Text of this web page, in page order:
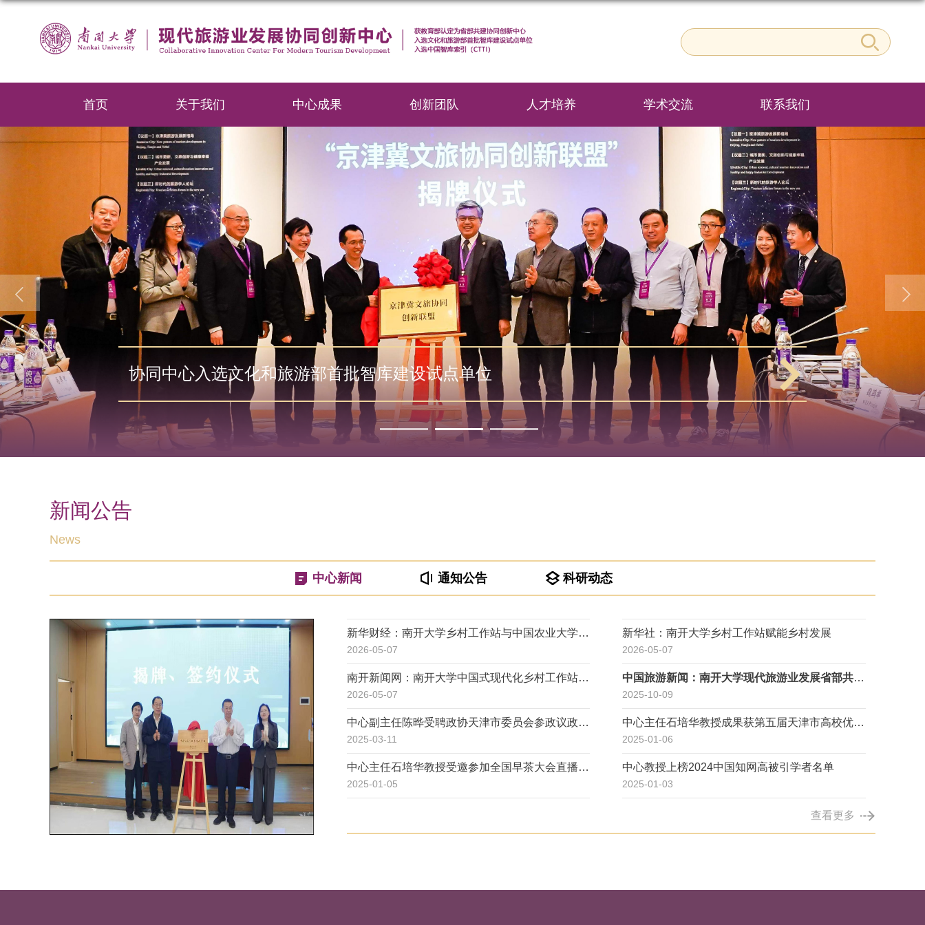
首页 关于我们 中心成果 创新团队 人才培养 学术交流 联系我们
协同中心入选文化和旅游部首批智库建设试点单位
新闻公告
News
中心新闻 通知公告 科研动态
查看更多
新华财经：南开大学乡村工作站与中国农业大学科
技小院在河北曲周合作探索打造高校赋能乡村发展
的“双子星”
2026-05-07
新华社：南开大学乡村工作站赋能乡村发展
2026-05-07
南开新闻网：南开大学中国式现代化乡村工作站在
河北曲周揭牌
2026-05-07
中国旅游新闻：南开大学现代旅游业发展省部共建
协同创新中心入选社科院智库
2025-10-09
中心副主任陈晔受聘政协天津市委员会参政议政人
才库特聘专家
2025-03-11
中心主任石培华教授成果获第五届天津市高校优秀
决策咨询成果一等奖
2025-01-06
中心主任石培华教授受邀参加全国早茶大会直播活
动
2025-01-05
中心教授上榜2024中国知网高被引学者名单
2025-01-03